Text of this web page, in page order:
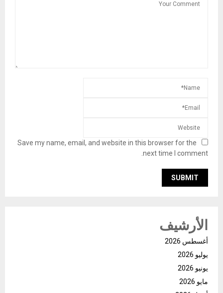
Save my name, email, and website in this browser for the
next time I comment.
الأرشيف
أغسطس 2026
يوليو 2026
يونيو 2026
مايو 2026